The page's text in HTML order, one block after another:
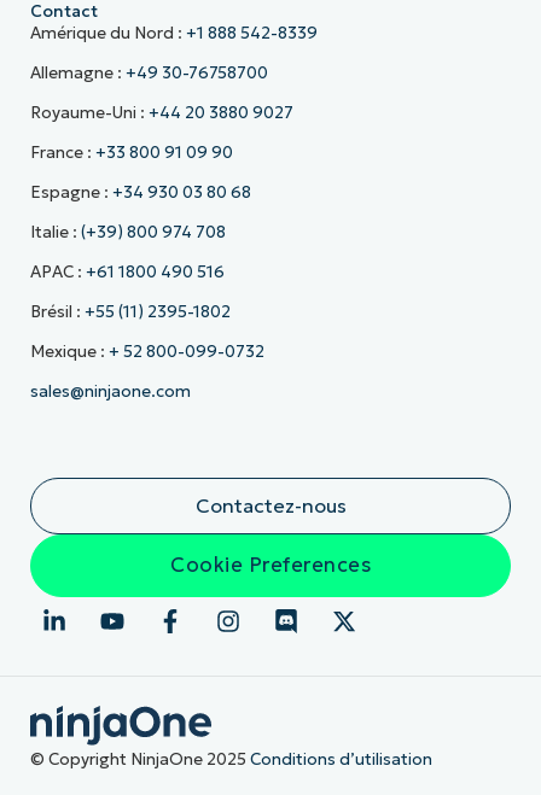
Contact
Amérique du Nord : +1 888 542-8339
Allemagne : +49 30-76758700
Royaume-Uni : +44 20 3880 9027
France : +33 800 91 09 90
Espagne : +34 930 03 80 68
Italie : (+39) 800 974 708
APAC : +61 1800 490 516
Brésil : +55 (11) 2395-1802
Mexique : + 52 800-099-0732
sales@ninjaone.com
Contactez-nous
Cookie Preferences
© Copyright NinjaOne 2025 Conditions d’utilisation